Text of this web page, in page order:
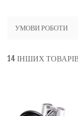
УМОВИ РОБОТИ
14 ІНШИХ